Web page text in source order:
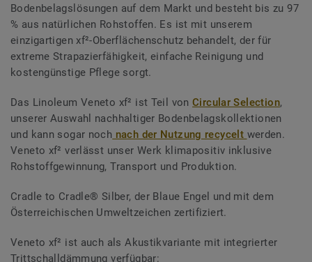
Bodenbelagslösungen auf dem Markt und besteht bis zu 97
% aus natürlichen Rohstoffen. Es ist mit unserem
einzigartigen xf²-Oberflächenschutz behandelt, der für
extreme Strapazierfähigkeit, einfache Reinigung und
kostengünstige Pflege sorgt.
Das Linoleum Veneto xf² ist Teil vonCircular Selection,
unserer Auswahl nachhaltiger Bodenbelagskollektionen
und kann sogar noch nach der Nutzung recycelt werden.
Veneto xf² verlässt unser Werk klimapositiv inklusive
Rohstoffgewinnung, Transport und Produktion.
Cradle to Cradle® Silber, der Blaue Engel und mit dem
Österreichischen Umweltzeichen zertifiziert.
Veneto xf² ist auch als Akustikvariante mit integrierter
Trittschalldämmung verfügbar: